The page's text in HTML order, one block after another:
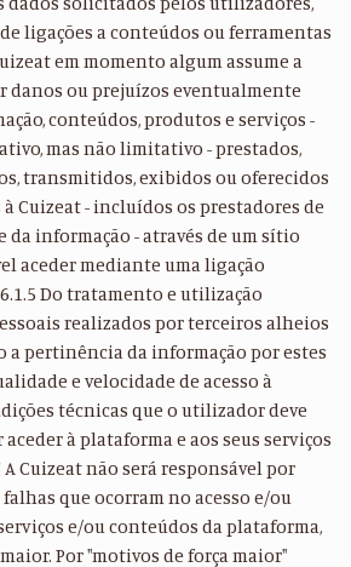
ligações a conteúdos ou ferramentas
em momento algum assume a
danos ou prejuízos eventualmente
conteúdos, produtos e serviços -
mas não limitativo - prestados,
transmitidos, exibidos ou oferecidos
Cuizeat - incluídos os prestadores de
da informação - através de um sítio
aceder mediante uma ligação
Do tratamento e utilização
realizados por terceiros alheios
a pertinência da informação por estes
e velocidade de acesso à
técnicas que o utilizador deve
à plataforma e aos seus serviços
Cuizeat não será responsável por
que ocorram no acesso e/ou
e/ou conteúdos da plataforma,
Por "motivos de força maior"